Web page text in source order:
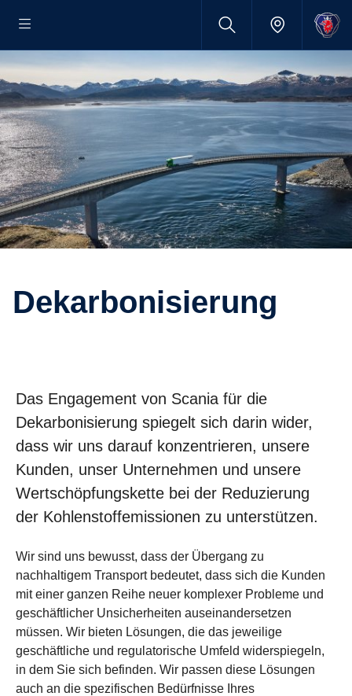
Dekarbonisierung
Das Engagement von Scania für die
Dekarbonisierung spiegelt sich darin wider,
dass wir uns darauf konzentrieren, unsere
Kunden, unser Unternehmen und unsere
Wertschöpfungskette bei der Reduzierung
der Kohlenstoffemissionen zu unterstützen.
Wir sind uns bewusst, dass der Übergang zu
nachhaltigem Transport bedeutet, dass sich die Kunden
mit einer ganzen Reihe neuer komplexer Probleme und
geschäftlicher Unsicherheiten auseinandersetzen
müssen. Wir bieten Lösungen, die das jeweilige
geschäftliche und regulatorische Umfeld widerspiegeln,
in dem Sie sich befinden. Wir passen diese Lösungen
auch an die spezifischen Bedürfnisse Ihres